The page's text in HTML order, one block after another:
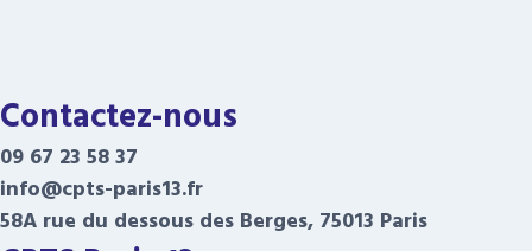
Contactez-nous
09 67 23 58 37
info@cpts-paris13.fr
58A rue du dessous des Berges, 75013 Paris